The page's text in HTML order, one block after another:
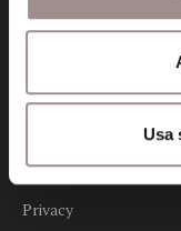
Usa
Informazioni
Amministrazione
Certificazioni
Cookie policy
Privacy